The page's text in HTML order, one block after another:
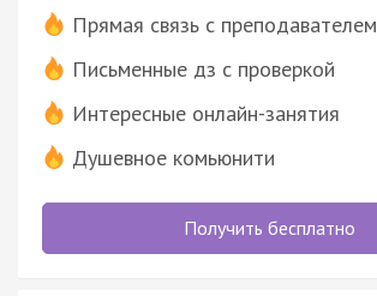
Прямая связь с преподавателем
Письменные дз с проверкой
Интересные онлайн-занятия
Душевное комьюнити
Получить бесплатно